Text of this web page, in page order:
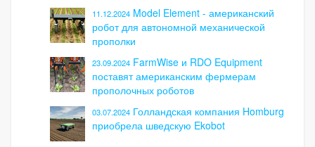
11.12.2024 Model Element - американский
робот для автономной механической
прополки
23.09.2024 FarmWise и RDO Equipment
поставят американским фермерам
прополочных роботов
03.07.2024 Голландская компания Homburg
приобрела шведскую Ekobot